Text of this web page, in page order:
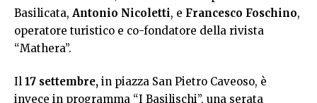
Basilicata, Antonio Nicoletti, e Francesco Foschino,
operatore turistico e co-fondatore della rivista
“Mathera”.
Il 17 settembre, in piazza San Pietro Caveoso, è
invece in programma “I Basilischi”, una serata